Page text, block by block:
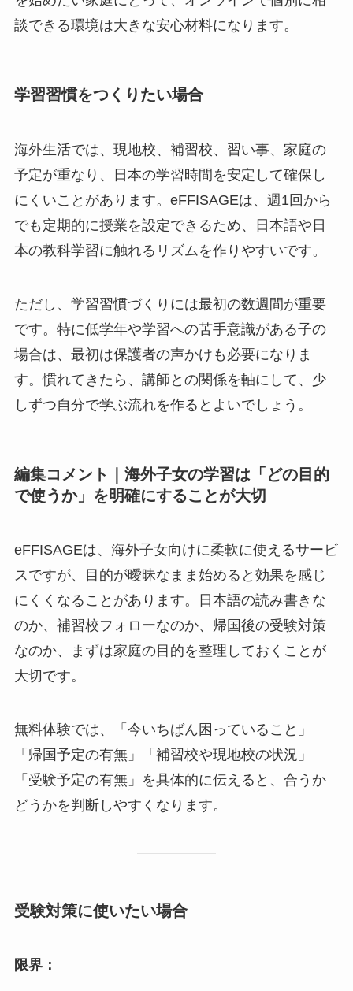
談できる環境は大きな安心材料になります。
学習習慣をつくりたい場合
海外生活では、現地校、補習校、習い事、家庭の
予定が重なり、日本の学習時間を安定して確保し
にくいことがあります。eFFISAGEは、週1回から
でも定期的に授業を設定できるため、日本語や日
本の教科学習に触れるリズムを作りやすいです。
ただし、学習習慣づくりには最初の数週間が重要
です。特に低学年や学習への苦手意識がある子の
場合は、最初は保護者の声かけも必要になりま
す。慣れてきたら、講師との関係を軸にして、少
しずつ自分で学ぶ流れを作るとよいでしょう。
編集コメント｜海外子女の学習は「どの目的
で使うか」を明確にすることが大切
eFFISAGEは、海外子女向けに柔軟に使えるサービ
スですが、目的が曖昧なまま始めると効果を感じ
にくくなることがあります。日本語の読み書きな
のか、補習校フォローなのか、帰国後の受験対策
なのか、まずは家庭の目的を整理しておくことが
大切です。
無料体験では、「今いちばん困っていること」
「帰国予定の有無」「補習校や現地校の状況」
「受験予定の有無」を具体的に伝えると、合うか
どうかを判断しやすくなります。
受験対策に使いたい場合
限界：